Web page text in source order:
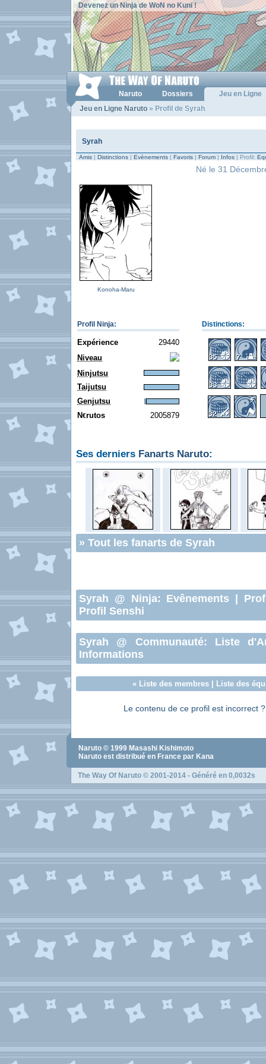
Devenez un Ninja de WoN no Kuni !
Naruto Dossiers
Jeu en Ligne
Jeu en Ligne Naruto » Profil de Syrah
Syrah
Amis | Distinctions | Evènements | Favoris | Forum | Infos | Profil:
Né le 31
Konoha-Maru
Profil Ninja: Distinctions:
Expérience
29440
Niveau
Ninjutsu
Taijutsu
Genjutsu
N€rutos 2005879
Ses derniers Fanarts Naruto:
» Tout les fanarts de Syrah
Syrah @ Ninja: Evênements
Profil Senshi
Syrah @ Communauté: Liste
Informations
« Liste des membres| Liste des
Le contenu de ce profil est incorrect
Naruto © 1999 Masashi Kishimoto
Naruto est distribué en France par Kana
The Way Of Naruto © 2001-2014 - Généré en 0,0032s